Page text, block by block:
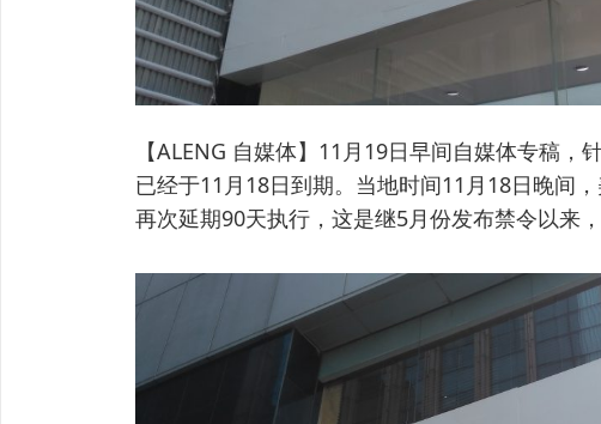
【ALENG 自媒体】11月19日早间自媒体专稿，
已经于11月18日到期。当地时间11月18日晚间
再次延期90天执行，这是继5月份发布禁令以来，